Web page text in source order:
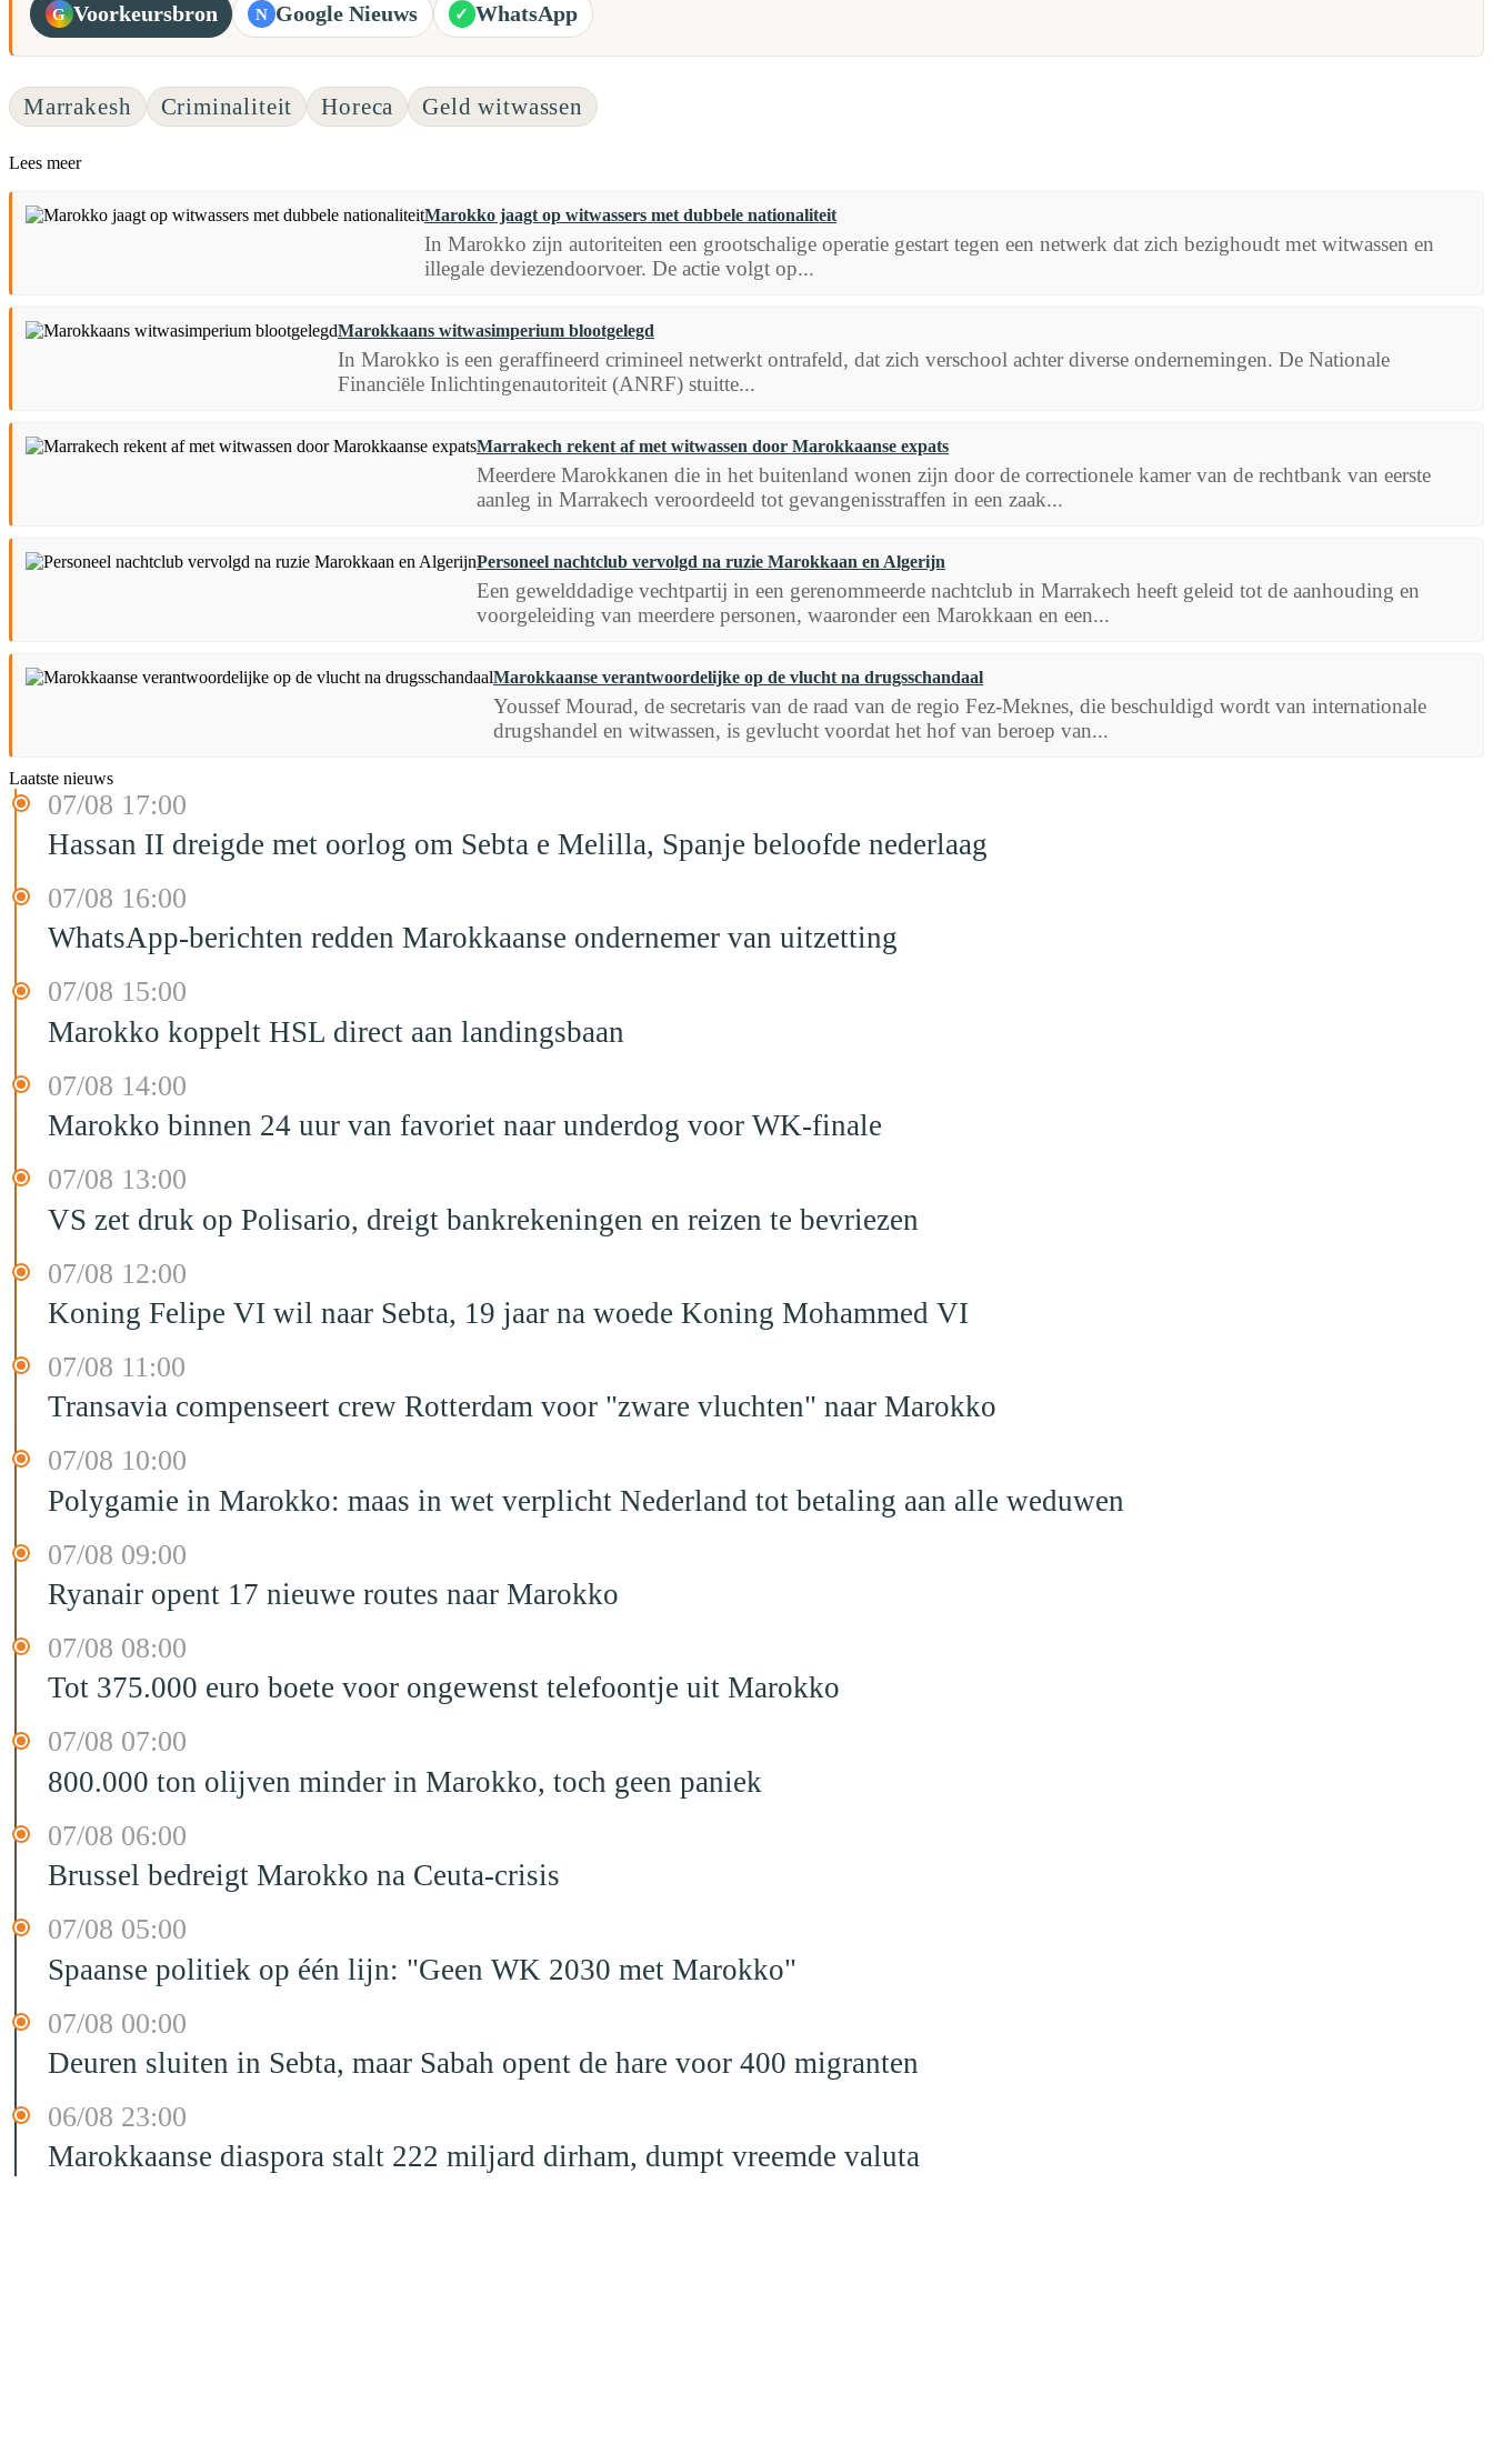
G Voorkeursbron N Google Nieuws ✓ WhatsApp
Marrakesh Criminaliteit Horeca Geld witwassen
Lees meer
Marokko jaagt op witwassers met dubbele nationaliteit
In Marokko zijn autoriteiten een grootschalige operatie gestart tegen een netwerk dat zich bezighoudt met witwassen en
illegale deviezendoorvoer. De actie volgt op...
Marokkaans witwasimperium blootgelegd
In Marokko is een geraffineerd crimineel netwerkt ontrafeld, dat zich verschool achter diverse ondernemingen. De Nationale
Financiële Inlichtingenautoriteit (ANRF) stuitte...
Marrakech rekent af met witwassen door Marokkaanse expats
Meerdere Marokkanen die in het buitenland wonen zijn door de correctionele kamer van de rechtbank van eerste
aanleg in Marrakech veroordeeld tot gevangenisstraffen in een zaak...
Personeel nachtclub vervolgd na ruzie Marokkaan en Algerijn
Een gewelddadige vechtpartij in een gerenommeerde nachtclub in Marrakech heeft geleid tot de aanhouding en
voorgeleiding van meerdere personen, waaronder een Marokkaan en een...
Marokkaanse verantwoordelijke op de vlucht na drugsschandaal
Youssef Mourad, de secretaris van de raad van de regio Fez-Meknes, die beschuldigd wordt van internationale
drugshandel en witwassen, is gevlucht voordat het hof van beroep van...
Laatste nieuws
07/08 17:00
Hassan II dreigde met oorlog om Sebta e Melilla, Spanje beloofde nederlaag
07/08 16:00
WhatsApp-berichten redden Marokkaanse ondernemer van uitzetting
07/08 15:00
Marokko koppelt HSL direct aan landingsbaan
07/08 14:00
Marokko binnen 24 uur van favoriet naar underdog voor WK-finale
07/08 13:00
VS zet druk op Polisario, dreigt bankrekeningen en reizen te bevriezen
07/08 12:00
Koning Felipe VI wil naar Sebta, 19 jaar na woede Koning Mohammed VI
07/08 11:00
Transavia compenseert crew Rotterdam voor "zware vluchten" naar Marokko
07/08 10:00
Polygamie in Marokko: maas in wet verplicht Nederland tot betaling aan alle weduwen
07/08 09:00
Ryanair opent 17 nieuwe routes naar Marokko
07/08 08:00
Tot 375.000 euro boete voor ongewenst telefoontje uit Marokko
07/08 07:00
800.000 ton olijven minder in Marokko, toch geen paniek
07/08 06:00
Brussel bedreigt Marokko na Ceuta-crisis
07/08 05:00
Spaanse politiek op één lijn: "Geen WK 2030 met Marokko"
07/08 00:00
Deuren sluiten in Sebta, maar Sabah opent de hare voor 400 migranten
06/08 23:00
Marokkaanse diaspora stalt 222 miljard dirham, dumpt vreemde valuta